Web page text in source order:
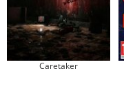
Caretaker